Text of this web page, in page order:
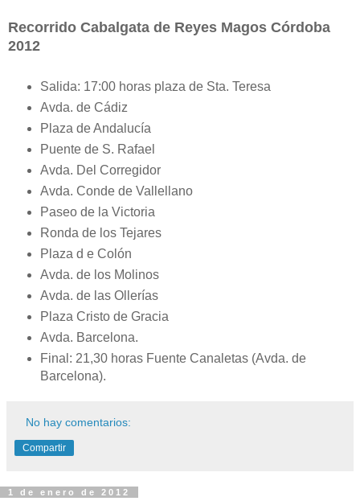
Recorrido Cabalgata de Reyes Magos Córdoba
2012
Salida: 17:00 horas plaza de Sta. Teresa
Avda. de Cádiz
Plaza de Andalucía
Puente de S. Rafael
Avda. Del Corregidor
Avda. Conde de Vallellano
Paseo de la Victoria
Ronda de los Tejares
Plaza d e Colón
Avda. de los Molinos
Avda. de las Ollerías
Plaza Cristo de Gracia
Avda. Barcelona.
Final: 21,30 horas Fuente Canaletas (Avda. de
Barcelona).
No hay comentarios:
Compartir
1 de enero de 2012